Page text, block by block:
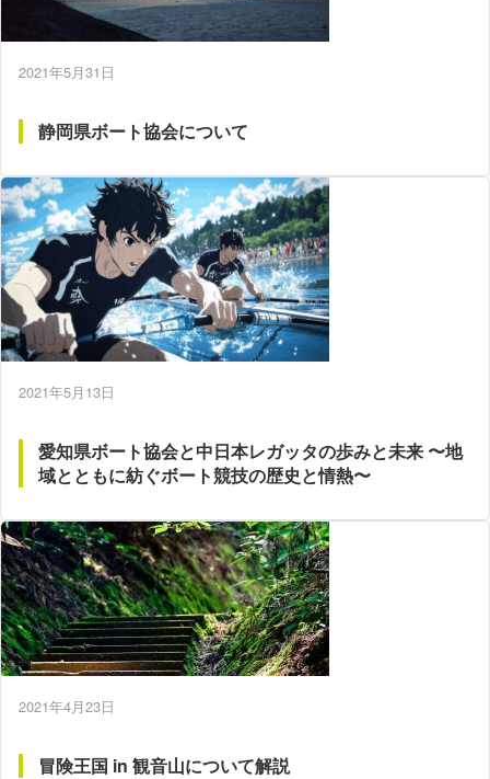
2021年5月31日
静岡県ボート協会について
2021年5月13日
愛知県ボート協会と中日本レガッタの歩みと未来 〜地
域とともに紡ぐボート競技の歴史と情熱〜
2021年4月23日
冒険王国 in 観音山について解説